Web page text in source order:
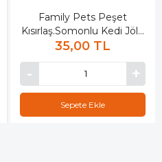
Family Pets Peşet
Kısırlaş.Somonlu Kedi Jöle
85gr
35,00 TL
Sepete Ekle